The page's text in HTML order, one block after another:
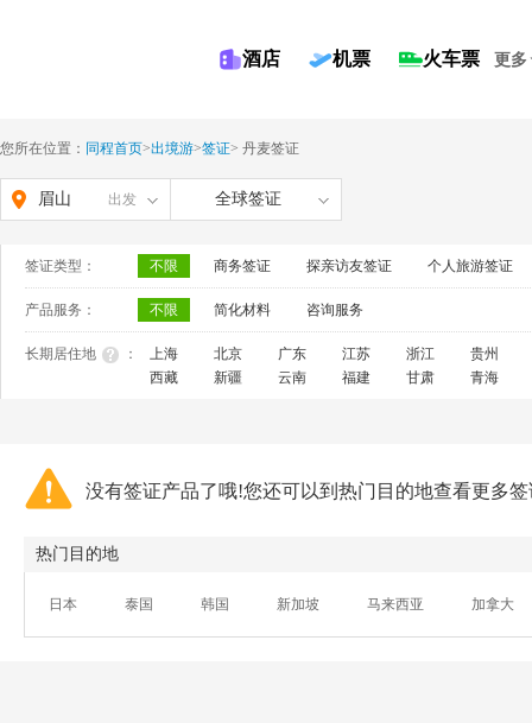
酒店 机票 火车票 更多
您所在位置： 同程首页>出境游>签证> 丹麦签证
眉山 出发 全球签证
签证类型： 不限 商务签证 探亲访友签证 个人旅游签证
产品服务： 不限 简化材料 咨询服务
长期居住地 ： 上海 北京 广东 江苏 浙江
贵州
西藏
新疆 云南 福建 甘肃 青海
没有签证产品了哦!您还可以到热门目的地查看更多
热门目的地
日本 泰国 韩国 新加坡 马来西亚 加拿大